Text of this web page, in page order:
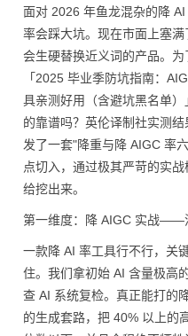
面对 2026 年鱼龙混杂的降
率会踩大坑。现在市面上塞
会生硬替换近义词的产品。
「2025 毕业季防坑指南：
具亲测好用（含避坑黑名单
的靠谱吗？英伦译制社实测
发了一套"降重与降 AIGC 率
点切入，通过极其严苛的实
给挖出来。
第一维度：降 AIGC 实战——
一款降 AI 率工具行不行，关
住。我们拿初始 AI 含量极高
查 AI 系统复检。真正能打的
的生成套路，把 40% 以上的